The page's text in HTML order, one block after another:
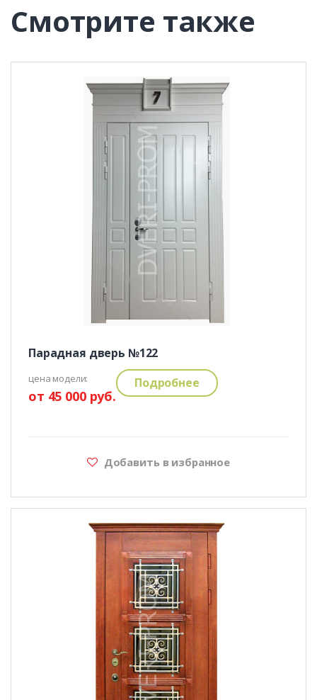
Смотрите также
Парадная дверь №122
цена модели:
от 45 000 руб.
Подробнее
Добавить в избранное